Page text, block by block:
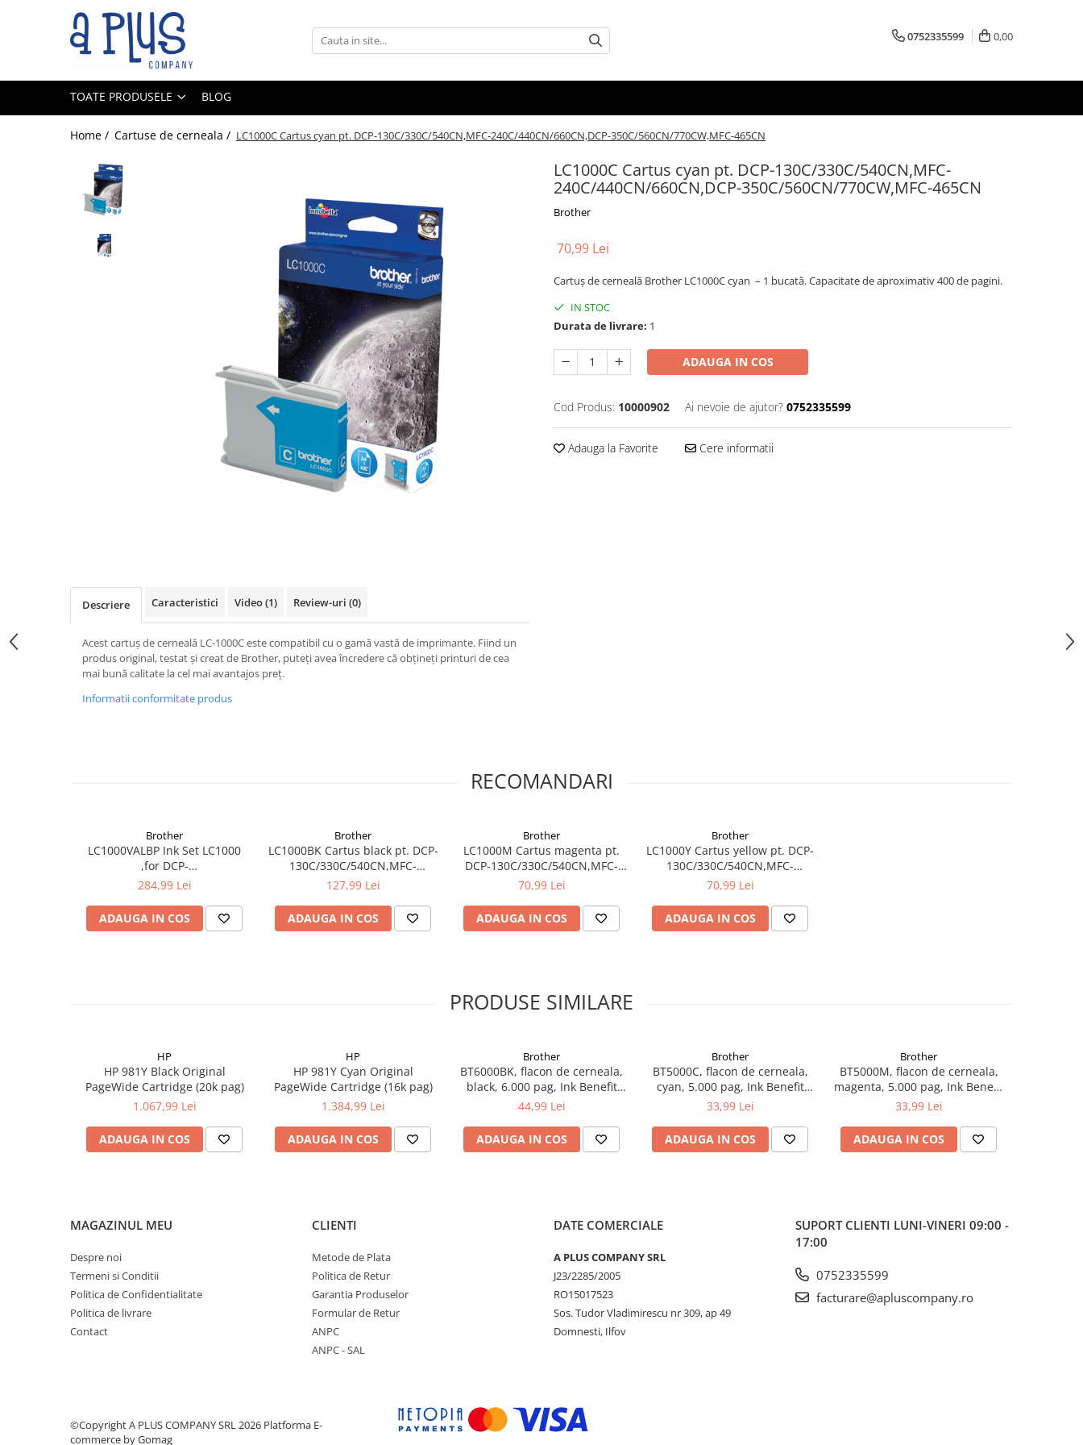
Toate Produsele
Cartuse toner
Kit mentenanta
Unitate cilindru (Drum unit)
0752335599 0,00
TOATE PRODUSELE BLOG
Home / Cartuse de cerneala / LC1000C Cartus cyan pt. DCP-130C/330C/540CN,MFC-240C/440CN/660CN,DCP-350C/560CN/770CW,MFC-465CN
LC1000C Cartus cyan pt. DCP-130C/330C/540CN,MFC-
240C/440CN/660CN,DCP-350C/560CN/770CW,MFC-465CN
Brother
70,99 Lei
Cartuș de cerneală Brother LC1000C cyan – 1 bucată. Capacitate de aproximativ 400 de pagini.
IN STOC
Durata de livrare: 1
ADAUGA IN COS
Cod Produs: 10000902 Ai nevoie de ajutor? 0752335599
Adauga la Favorite Cere informatii
Descriere Caracteristici Video(1) Review-uri (0)
Acest cartuș de cerneală LC-1000C este compatibil cu o gamă vastă de imprimante. Fiind un
produs original, testat și creat de Brother, puteți avea încredere că obțineți printuri de cea
mai bună calitate la cel mai avantajos preț.
Informatii conformitate produs
RECOMANDARI
Brother
LC1000VALBP Ink Set LC1000
,for DCP-
130C/330C/540CN,MFC-
350C/560CN/770CW,MFC-
465CN contine BK/M/C/Y
284,99 Lei
ADAUGA IN COS
Brother
LC1000BK Cartus black pt. DCP-
130C/330C/540CN,MFC-
240C/440CN/660CN,DCP-
465CN
127,99 Lei
ADAUGA IN COS
Brother
LC1000M Cartus magenta pt.
DCP-130C/330C/540CN,MFC-
240C/440CN/660CN,DCP-
465CN
70,99 Lei
ADAUGA IN COS
Brother
LC1000Y Cartus yellow pt. DCP-
130C/330C/540CN,MFC-
240C/440CN/660CN,DCP-
465CN
70,99 Lei
ADAUGA IN COS
PRODUSE SIMILARE
HP
HP 981Y Black Original
PageWide Cartridge (20k pag)
1.067,99 Lei
ADAUGA IN COS
HP
HP 981Y Cyan Original
PageWide Cartridge (16k pag)
1.384,99 Lei
ADAUGA IN COS
Brother
BT6000BK, flacon de cerneala,
black, 6.000 pag, Ink Benefit
DCP-T300/T500W/T700W
44,99 Lei
ADAUGA IN COS
Brother
BT5000C, flacon de cerneala,
cyan, 5.000 pag, Ink Benefit
DCP-T300/T500W/T700W
33,99 Lei
ADAUGA IN COS
Brother
BT5000M, flacon de cerneala,
magenta, 5.000 pag, Ink Benefit
DCP-T300/T500W/T700W
33,99 Lei
ADAUGA IN COS
MAGAZINUL MEU
Despre noi
Termeni si Conditii
Politica de Confidentialitate
Politica de livrare
Contact
CLIENTI
Metode de Plata
Politica de Retur
Garantia Produselor
Formular de Retur
ANPC
ANPC - SAL
DATE COMERCIALE
A PLUS COMPANY SRL
J23/2285/2005
RO15017523
Sos. Tudor Vladimirescu nr 309, ap 49
Domnesti, Ilfov
SUPORT CLIENTI LUNI-VINERI 09:00 -
17:00
0752335599
facturare@apluscompany.ro
©Copyright A PLUS COMPANY SRL 2026 Platforma E-
commerce by Gomag